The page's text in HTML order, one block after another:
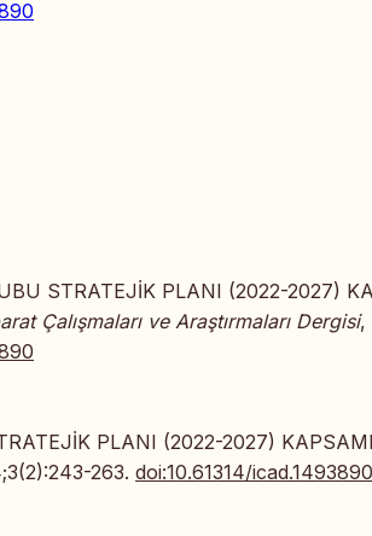
STRATEJİK PLANI (2022-2027)
Çalışmaları ve Araştırmaları Dergisi,
PLANI (2022-2027)
263. doi:10.61314/icad.1493890